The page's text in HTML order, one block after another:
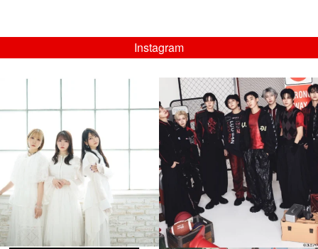
Instagram
...
8月 4
4 0
musicjapantv
💡08/05(水)23:00特番放送！
...
8月 4
4 0